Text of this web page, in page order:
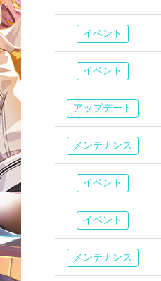
イベント
イベント
アップデート
メンテナンス
イベント
イベント
メンテナンス